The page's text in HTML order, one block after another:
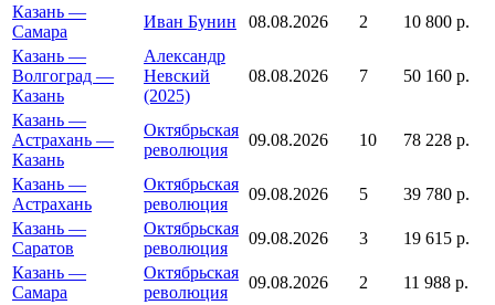
Казань —
Самара
Иван Бунин 08.08.2026 2
10 800 р.
Казань —
Волгоград —
Казань
Александр
Невский
(2025)
08.08.2026 7 50 160 р.
Казань —
Астрахань —
Казань
Октябрьская
революция
09.08.2026 10 78 228 р.
Казань —
Астрахань
Октябрьская
революция
09.08.2026 5
39 780 р.
Казань —
Саратов
Октябрьская
революция
09.08.2026 3
19 615 р.
Казань —
Самара
Октябрьская
революция
09.08.2026 2
11 988 р.